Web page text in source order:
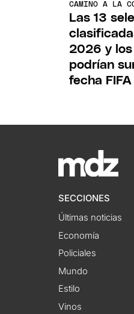
CAMINO A LA
Las 13
2026 y
podrían
fecha FIFA
SECCIONES
Últimas noticias
Economía
Policiales
Mundo
Estilo
Vinos